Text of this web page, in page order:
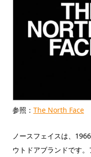
参照： The North Face
ノースフェイスは、
ウトドアブランドです